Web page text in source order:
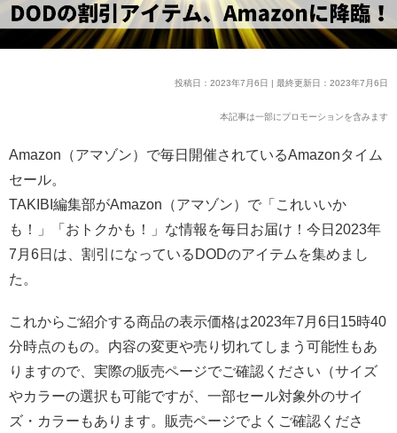
投稿日：2023年7月6日 | 最終更新日：2023年7月6日
本記事は一部にプロモーションを含みます
Amazon（アマゾン）で毎日開催されているAmazonタイム
セール。
TAKIBI編集部がAmazon（アマゾン）で「これいいか
も！」「おトクかも！」な情報を毎日お届け！今日2023年
7月6日は、割引になっているDODのアイテムを集めまし
た。
これからご紹介する商品の表示価格は2023年7月6日15時40
分時点のもの。内容の変更や売り切れてしまう可能性もあ
りますので、実際の販売ページでご確認ください（サイズ
やカラーの選択も可能ですが、一部セール対象外のサイ
ズ・カラーもあります。販売ページでよくご確認くださ